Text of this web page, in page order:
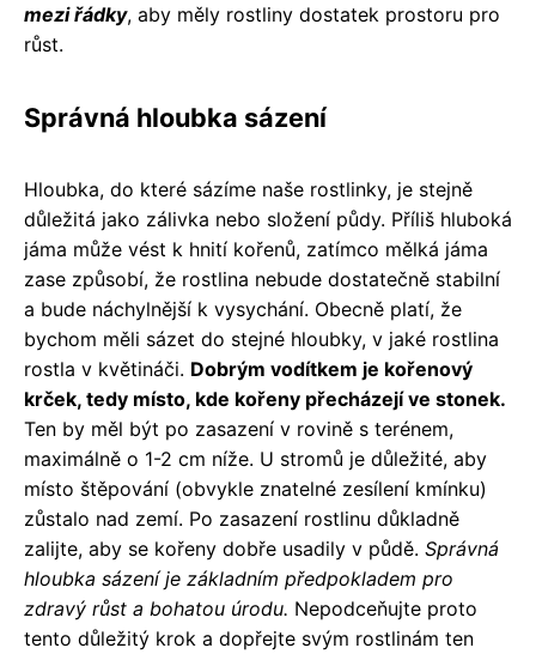
mezi řádky, aby měly rostliny dostatek prostoru pro
růst.
Správná hloubka sázení
Hloubka, do které sázíme naše rostlinky, je stejně
důležitá jako zálivka nebo složení půdy. Příliš hluboká
jáma může vést k hnití kořenů, zatímco mělká jáma
zase způsobí, že rostlina nebude dostatečně stabilní
a bude náchylnější k vysychání. Obecně platí, že
bychom měli sázet do stejné hloubky, v jaké rostlina
rostla v květináči. Dobrým vodítkem je kořenový
krček, tedy místo, kde kořeny přecházejí ve stonek.
Ten by měl být po zasazení v rovině s terénem,
maximálně o 1-2 cm níže. U stromů je důležité, aby
místo štěpování (obvykle znatelné zesílení kmínku)
zůstalo nad zemí. Po zasazení rostlinu důkladně
zalijte, aby se kořeny dobře usadily v půdě. Správná
hloubka sázení je základním předpokladem pro
zdravý růst a bohatou úrodu. Nepodceňujte proto
tento důležitý krok a dopřejte svým rostlinám ten